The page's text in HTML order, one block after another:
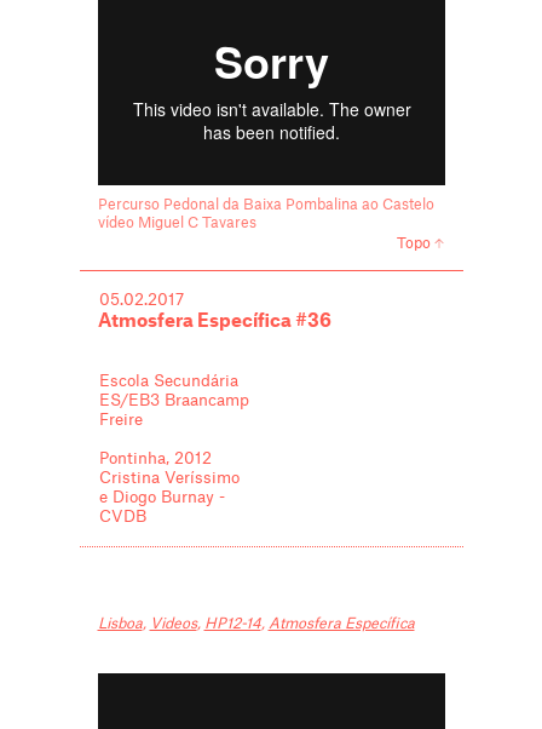
Percurso Pedonal da Baixa Pombalina ao Castelo
vídeo Miguel C Tavares
Topo
05.02.2017
Atmosfera Específica #36
Escola Secundária
ES/EB3 Braancamp
Freire
Pontinha, 2012
Cristina Veríssimo
e Diogo Burnay -
CVDB
Lisboa, Videos, HP12-14, Atmosfera Específica